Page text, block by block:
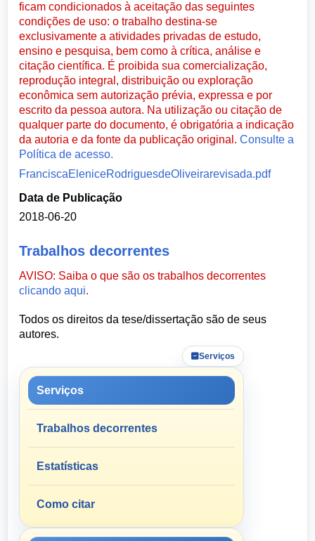
ficam condicionados à aceitação das seguintes
condições de uso: o trabalho destina-se
exclusivamente a atividades privadas de estudo,
ensino e pesquisa, bem como à crítica, análise e
citação científica. É proibida sua comercialização,
reprodução integral, distribuição ou exploração
econômica sem autorização prévia, expressa e por
escrito da pessoa autora. Na utilização ou citação de
qualquer parte do documento, é obrigatória a indicação
da autoria e da fonte da publicação original.Consulte a
Política de acesso.
FranciscaEleniceRodriguesdeOliveirarevisada.pdf
Data de Publicação
2018-06-20
Trabalhos decorrentes
AVISO: Saiba o que são os trabalhos decorrentes
clicando aqui.
Todos os direitos da tese/dissertação são de seus
autores.
Serviços
Serviços
Trabalhos decorrentes
Estatísticas
Como citar